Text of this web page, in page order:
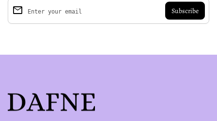
Enter your email
email